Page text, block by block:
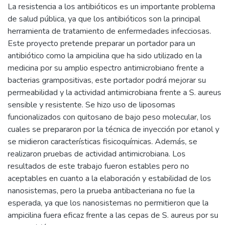
La resistencia a los antibióticos es un importante problema
de salud pública, ya que los antibióticos son la principal
herramienta de tratamiento de enfermedades infecciosas.
Este proyecto pretende preparar un portador para un
antibiótico como la ampicilina que ha sido utilizado en la
medicina por su amplio espectro antimicrobiano frente a
bacterias grampositivas, este portador podrá mejorar su
permeabilidad y la actividad antimicrobiana frente a S. aureus
sensible y resistente. Se hizo uso de liposomas
funcionalizados con quitosano de bajo peso molecular, los
cuales se prepararon por la técnica de inyección por etanol y
se midieron características fisicoquímicas. Además, se
realizaron pruebas de actividad antimicrobiana. Los
resultados de este trabajo fueron estables pero no
aceptables en cuanto a la elaboración y estabilidad de los
nanosistemas, pero la prueba antibacteriana no fue la
esperada, ya que los nanosistemas no permitieron que la
ampicilina fuera eficaz frente a las cepas de S. aureus por su